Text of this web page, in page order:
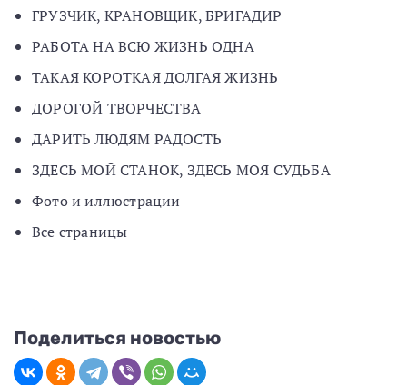
ГРУЗЧИК, КРАНОВЩИК, БРИГАДИР
РАБОТА НА ВСЮ ЖИЗНЬ ОДНА
ТАКАЯ КОРОТКАЯ ДОЛГАЯ ЖИЗНЬ
ДОРОГОЙ ТВОРЧЕСТВА
ДАРИТЬ ЛЮДЯМ РАДОСТЬ
ЗДЕСЬ МОЙ СТАНОК, ЗДЕСЬ МОЯ СУДЬБА
Фото и иллюстрации
Все страницы
Поделиться новостью